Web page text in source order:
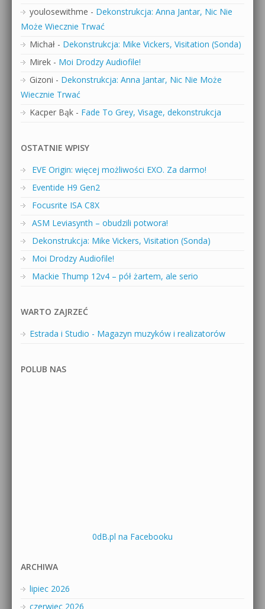
youlosewithme - Dekonstrukcja: Anna Jantar, Nic Nie
Może Wiecznie Trwać
Michał - Dekonstrukcja: Mike Vickers, Visitation (Sonda)
Mirek - Moi Drodzy Audiofile!
Gizoni - Dekonstrukcja: Anna Jantar, Nic Nie Może
Wiecznie Trwać
Kacper Bąk - Fade To Grey, Visage, dekonstrukcja
OSTATNIE WPISY
EVE Origin: więcej możliwości EXO. Za darmo!
Eventide H9 Gen2
Focusrite ISA C8X
ASM Leviasynth – obudzili potwora!
Dekonstrukcja: Mike Vickers, Visitation (Sonda)
Moi Drodzy Audiofile!
Mackie Thump 12v4 – pół żartem, ale serio
WARTO ZAJRZEĆ
Estrada i Studio - Magazyn muzyków i realizatorów
POLUB NAS
0dB.pl na Facebooku
ARCHIWA
lipiec 2026
czerwiec 2026